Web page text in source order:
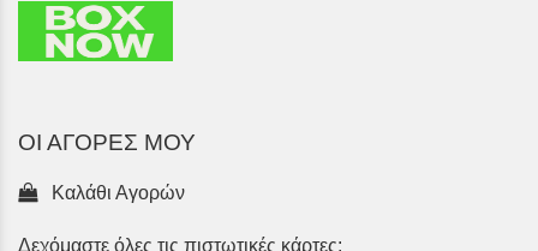
ΟΙ ΑΓΟΡΕΣ ΜΟΥ
Καλάθι Αγορών
Δεχόμαστε όλες τις πιστωτικές κάρτες: